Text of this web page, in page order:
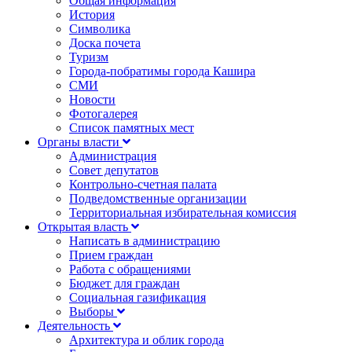
История
Символика
Доска почета
Туризм
Города-побратимы города Кашира
СМИ
Новости
Фотогалерея
Список памятных мест
Органы власти
Администрация
Совет депутатов
Контрольно-счетная палата
Подведомственные организации
Территориальная избирательная комиссия
Открытая власть
Написать в администрацию
Прием граждан
Работа с обращениями
Бюджет для граждан
Социальная газификация
Выборы
Деятельность
Архитектура и облик города